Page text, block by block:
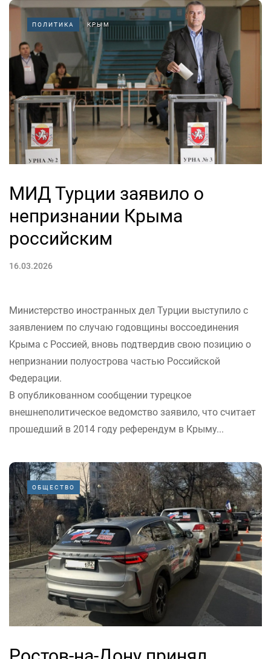
ПОЛИТИКА КРЫМ
МИД Турции заявило о
непризнании Крыма
российским
16.03.2026
Министерство иностранных дел Турции выступило с
заявлением по случаю годовщины воссоединения
Крыма с Россией, вновь подтвердив свою позицию о
непризнании полуострова частью Российской
Федерации.
В опубликованном сообщении турецкое
внешнеполитическое ведомство заявило, что считает
прошедший в 2014 году референдум в Крыму...
ОБЩЕСТВО